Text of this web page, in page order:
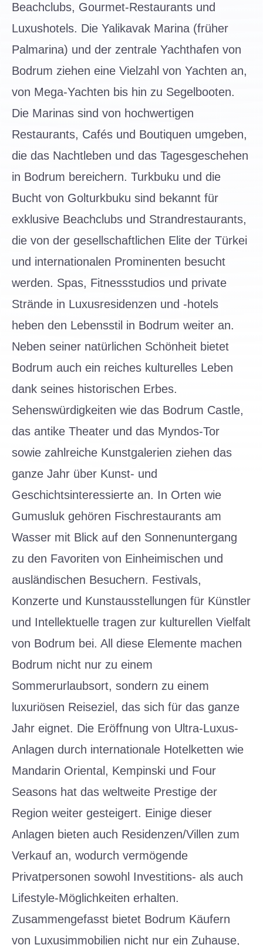
Beachclubs, Gourmet-Restaurants und
Luxushotels. Die Yalikavak Marina (früher
Palmarina) und der zentrale Yachthafen von
Bodrum ziehen eine Vielzahl von Yachten an,
von Mega-Yachten bis hin zu Segelbooten.
Die Marinas sind von hochwertigen
Restaurants, Cafés und Boutiquen umgeben,
die das Nachtleben und das Tagesgeschehen
in Bodrum bereichern. Turkbuku und die
Bucht von Golturkbuku sind bekannt für
exklusive Beachclubs und Strandrestaurants,
die von der gesellschaftlichen Elite der Türkei
und internationalen Prominenten besucht
werden. Spas, Fitnessstudios und private
Strände in Luxusresidenzen und -hotels
heben den Lebensstil in Bodrum weiter an.
Neben seiner natürlichen Schönheit bietet
Bodrum auch ein reiches kulturelles Leben
dank seines historischen Erbes.
Sehenswürdigkeiten wie das Bodrum Castle,
das antike Theater und das Myndos-Tor
sowie zahlreiche Kunstgalerien ziehen das
ganze Jahr über Kunst- und
Geschichtsinteressierte an. In Orten wie
Gumusluk gehören Fischrestaurants am
Wasser mit Blick auf den Sonnenuntergang
zu den Favoriten von Einheimischen und
ausländischen Besuchern. Festivals,
Konzerte und Kunstausstellungen für Künstler
und Intellektuelle tragen zur kulturellen Vielfalt
von Bodrum bei. All diese Elemente machen
Bodrum nicht nur zu einem
Sommerurlaubsort, sondern zu einem
luxuriösen Reiseziel, das sich für das ganze
Jahr eignet. Die Eröffnung von Ultra-Luxus-
Anlagen durch internationale Hotelketten wie
Mandarin Oriental, Kempinski und Four
Seasons hat das weltweite Prestige der
Region weiter gesteigert. Einige dieser
Anlagen bieten auch Residenzen/Villen zum
Verkauf an, wodurch vermögende
Privatpersonen sowohl Investitions- als auch
Lifestyle-Möglichkeiten erhalten.
Zusammengefasst bietet Bodrum Käufern
von Luxusimmobilien nicht nur ein Zuhause,